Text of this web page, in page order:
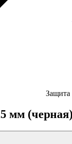
Защита
мм (черная)